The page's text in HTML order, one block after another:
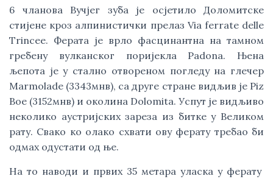
6 чланова Вучјег зуба је осјетило Доломитске
стијене кроз алпинистички прелаз Via ferrate delle
Trincee. Ферата је врло фасцинантна на тамном
гребену вулканског поријекла Padona. Њена
љепота је у стално отвореном погледу на глечер
Marmolade (3343мнв), са друге стране видљив је Piz
Boe (3152мнв) и околина Dolomita. Успут је видљиво
неколико аустријских зареза из битке у Великом
рату. Свако ко олако схвати ову ферату требао би
одмах одустати од ње.
На то наводи и првих 35 метара уласка у ферату